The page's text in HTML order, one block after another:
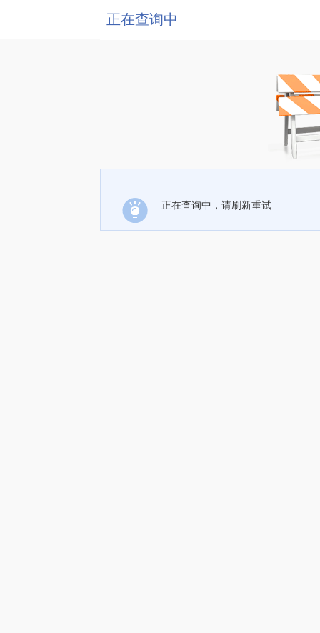
正在查询中
正在查询中，请刷新重试